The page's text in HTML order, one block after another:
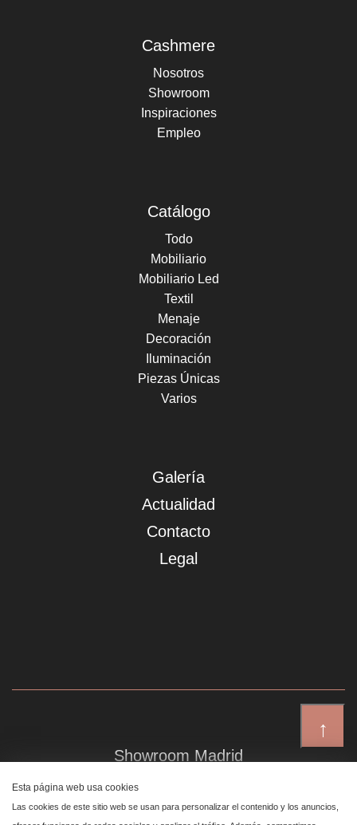
↑
Cashmere
Nosotros
Showroom
Inspiraciones
Empleo
Catálogo
Todo
Mobiliario
Mobiliario Led
Textil
Menaje
Decoración
Iluminación
Piezas Únicas
Varios
Galería
Actualidad
Contacto
Legal
Showroom Madrid
Plaza de Canalejas 6, 4 izq
Centro, 28014 Madrid
Esta página web usa cookies
Las cookies de este sitio web se usan para personalizar el contenido y los anuncios,